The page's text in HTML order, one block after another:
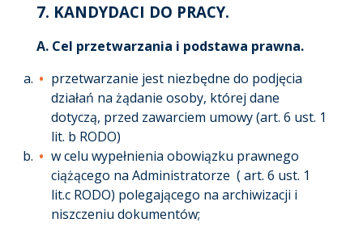
7. KANDYDACI DO PRACY.
A. Cel przetwarzania i podstawa prawna.
przetwarzanie jest niezbędne do podjęcia
działań na żądanie osoby, której dane
dotyczą, przed zawarciem umowy (art. 6 ust. 1
lit. b RODO)
w celu wypełnienia obowiązku prawnego
ciążącego na Administratorze ( art. 6 ust. 1
lit.c RODO) polegającego na archiwizacji i
niszczeniu dokumentów;